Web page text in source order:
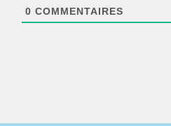
0 COMMENTAIRES